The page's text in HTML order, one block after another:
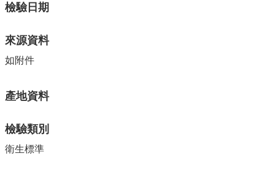
位
公
開
資
公
息
服
檢驗日期
來源資料
如附件
產地資料
檢驗類別
衛生標準